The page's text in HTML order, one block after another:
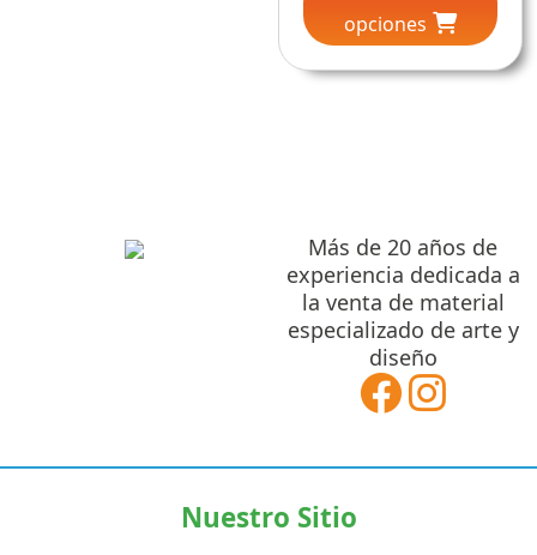
$234.00
opciones
producto
opciones
en
la
de
Más de 20 años de
experiencia dedicada a
la venta de material
especializado de arte y
diseño
Nuestro Sitio